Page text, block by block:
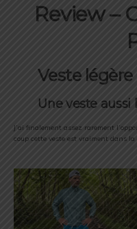
Review –
Veste
Une veste
J’ai finalement assez rarement
coup cette veste est vraiment dans la